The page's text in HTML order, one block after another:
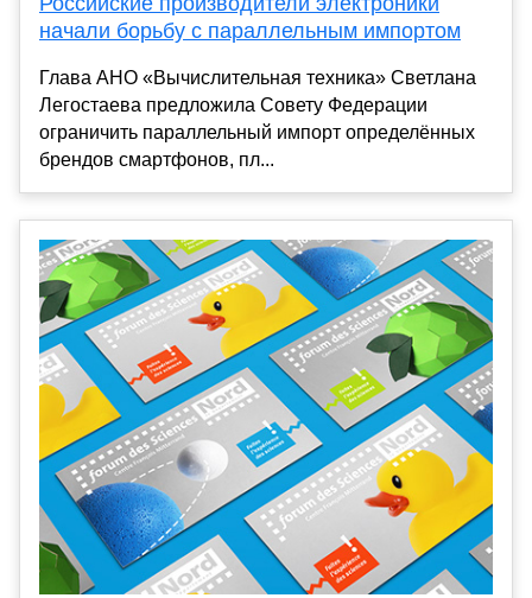
начали борьбу с параллельным импортом
Глава АНО «Вычислительная техника» Светлана
Легостаева предложила Совету Федерации
ограничить параллельный импорт определённых
брендов смартфонов, пл...